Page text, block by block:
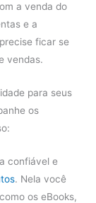
a venda do
e a
ficar se
vendas.
para seus
os
confiável e
. Nela você
os eBooks,